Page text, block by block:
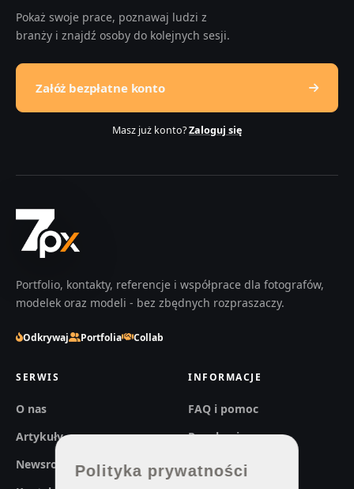
Pokaż swoje prace, poznawaj ludzi z
branży i znajdź osoby do kolejnych sesji.
Załóż bezpłatne konto
Masz już konto?Zaloguj się
Portfolio, kontakty, referencje i współprace dla fotografów,
modelek oraz modeli - bez zbędnych rozpraszaczy.
Odkrywaj Portfolia Collab
SERWIS
O nas
Artykuły
Newsroom
INFORMACJE
FAQ i pomoc
Regulaminy
Prywatność
Polityka prywatności